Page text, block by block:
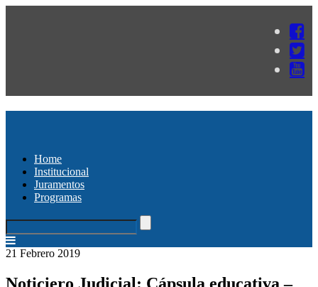
Home
Institucional
Juramentos
Programas
21 Febrero 2019
Noticiero Judicial: Cápsula educativa –